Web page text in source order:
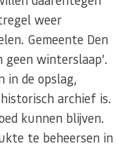
weer
Gemeente Den
geen winterslaap’.
in de opslag,
archief is.
kunnen blijven.
te beheersen in